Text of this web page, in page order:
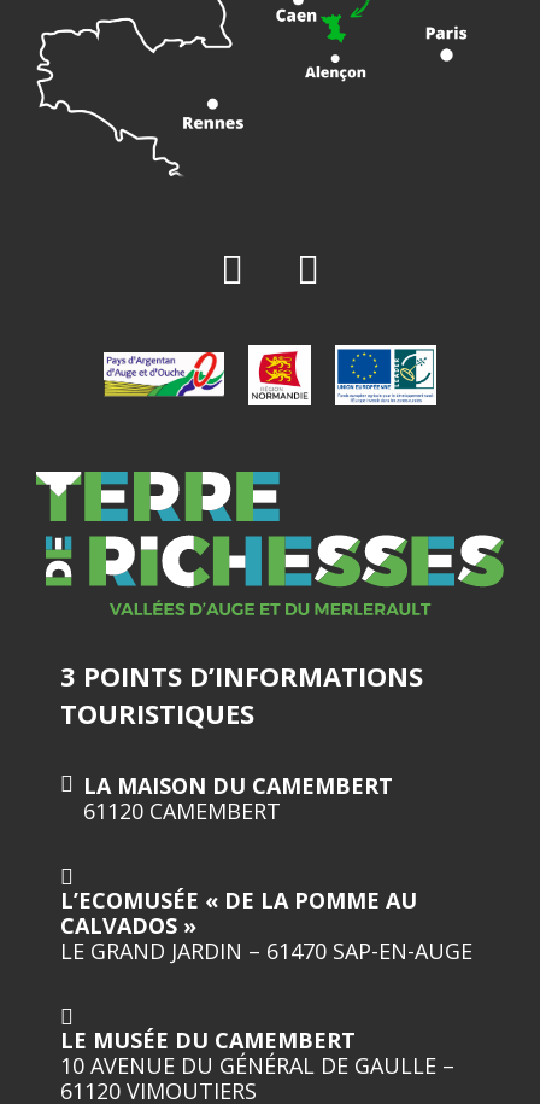
3 POINTS D’INFORMATIONS
TOURISTIQUES
LA MAISON DU CAMEMBERT
61120 CAMEMBERT
L’ECOMUSÉE « DE LA POMME AU
CALVADOS »
LE GRAND JARDIN – 61470 SAP-EN-AUGE
LE MUSÉE DU CAMEMBERT
10 AVENUE DU GÉNÉRAL DE GAULLE –
61120 VIMOUTIERS